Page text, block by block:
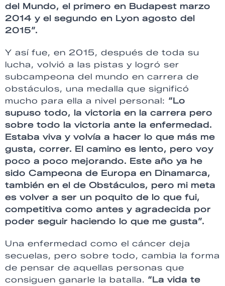
del Mundo, el primero en Budapest marzo
2014 y el segundo en Lyon agosto del
2015”.
Y así fue, en 2015, después de toda su
lucha, volvió a las pistas y logró ser
subcampeona del mundo en carrera de
obstáculos, una medalla que significó
mucho para ella a nivel personal: “Lo
supuso todo, la victoria en la carrera pero
sobre todo la victoria ante la enfermedad.
Estaba viva y volvía a hacer lo que más me
gusta, correr. El camino es lento, pero voy
poco a poco mejorando. Este año ya he
sido Campeona de Europa en Dinamarca,
también en el de Obstáculos, pero mi meta
es volver a ser un poquito de lo que fui,
competitiva como antes y agradecida por
poder seguir haciendo lo que me gusta”.
Una enfermedad como el cáncer deja
secuelas, pero sobre todo, cambia la forma
de pensar de aquellas personas que
consiguen ganarle la batalla. “La vida te